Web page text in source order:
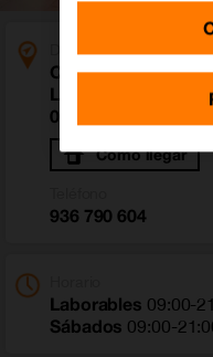
Dirección
Centro Comercial
Local PS-27
08950 Esplugues
Cómo llegar
936 790 604
Laborables 09:00-
Sábados 09:00-